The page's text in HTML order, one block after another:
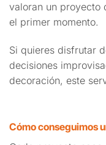
valoran un proyecto
el primer momento.
Si quieres disfrutar
decisiones
decoración, este
Cómo conseguimos